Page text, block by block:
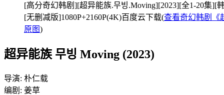
[高分奇幻韩剧][超异能族.무빙.Moving][2023][全1-20集][
[无删减版]1080P+2160P(4K)百度云下载(查看奇幻韩剧《
原图)
超异能族 무빙 Moving (2023)
导演: 朴仁载
编剧: 姜草